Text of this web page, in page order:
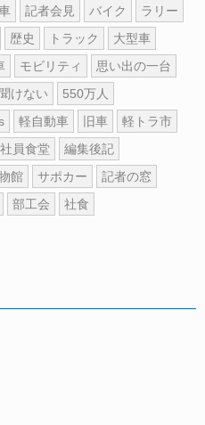
記者会見 バイク
ラリー
歴史 トラック
大型車
モビリティ
思い出の一台
けない
550万人
軽自動車 旧車
軽トラ市
社員食堂
編集後記
館 サポカー
記者の窓
部工会
社食